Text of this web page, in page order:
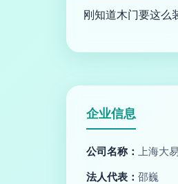
刚知道木门要这么
企业信息
公司名称： 上海大
法人代表： 邵巍